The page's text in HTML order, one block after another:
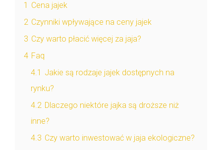
1 Cena jajek
2 Czynniki wpływające na ceny jajek
3 Czy warto płacić więcej za jaja?
4 Faq
4.1 Jakie są rodzaje jajek dostępnych na
rynku?
4.2 Dlaczego niektóre jajka są droższe niż
inne?
4.3 Czy warto inwestować w jaja ekologiczne?